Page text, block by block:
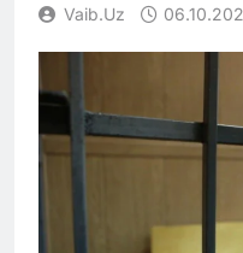
Vaib.uz